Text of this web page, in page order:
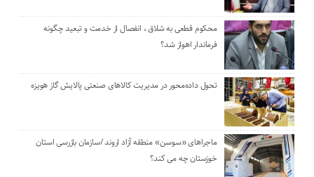
محکوم قطعی به شلاق ، انفصال از خدمت و تبعید چگونه
فرماندار اهواز شد؟
تحول داده‌محور در مدیریت کالاهای صنعتی پالایش گاز هویزه
ماجراهای «سوسن» منطقه آزاد اروند /سازمان بازرسی استان
خوزستان چه می کند؟